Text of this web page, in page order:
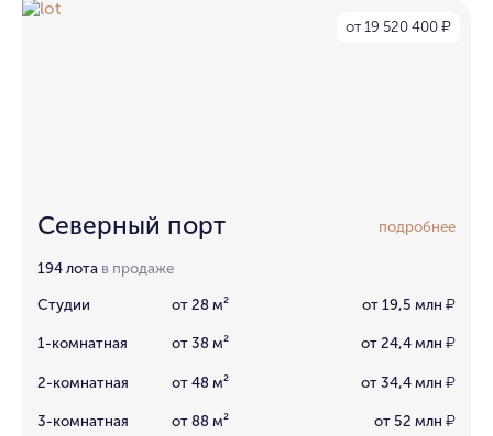
от 19 520 400 ₽
Северный порт подробнее
194 лота в продаже
Студии от 28 м² от 19,5 млн ₽
1-комнатная от 38 м² от 24,4 млн ₽
2-комнатная от 48 м² от 34,4 млн ₽
3-комнатная от 88 м² от 52 млн ₽